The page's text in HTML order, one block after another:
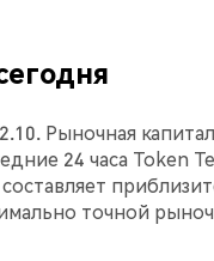
Рыночная
24 часа Token
точной